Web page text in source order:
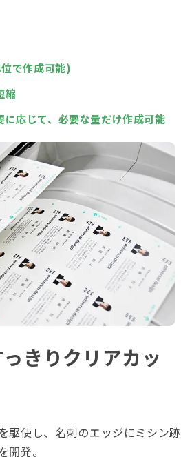
で作成可能)
縮
に応じて、必要な量だけ作成可能
きりクリアカッ
駆使し、名刺のエッジにミシン跡
開発。